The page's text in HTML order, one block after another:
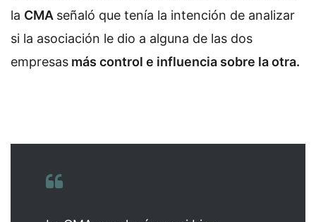
la CMA señaló que tenía la intención de analizar
si la asociación le dio a alguna de las dos
empresas más control e influencia sobre la otra.